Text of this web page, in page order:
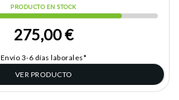
PRODUCTO EN STOCK
275,00 €
Envío 3-6 días laborales*
VER PRODUCTO